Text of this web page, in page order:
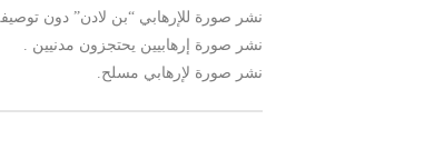
نشر صورة للإرهابي “بن لادن” دون
نشر صورة إرهابيين يحتجزون مدنيين .
نشر صورة لإرهابي مسلح.